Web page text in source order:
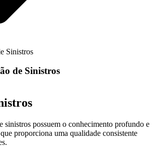
Sinistros
de Sinistros
sinistros possuem o conhecimento profundo e
proporciona uma qualidade consistente